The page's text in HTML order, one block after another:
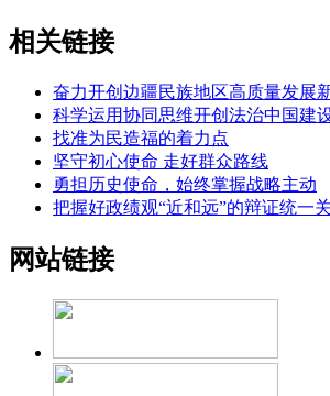
相关链接
奋力开创边疆民族地区高质量发展
科学运用协同思维开创法治中国建
找准为民造福的着力点
坚守初心使命 走好群众路线
勇担历史使命，始终掌握战略主动
把握好政绩观“近和远”的辩证统一
网站链接